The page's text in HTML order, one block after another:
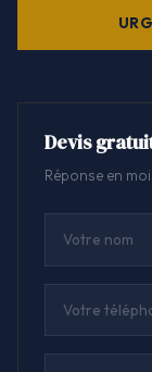
Devis
Réponse en